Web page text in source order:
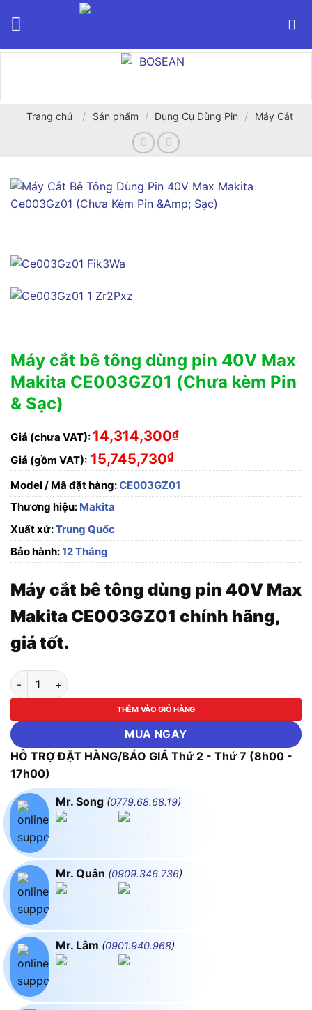
Trang chủ / Sản phẩm / Dụng Cụ Dùng Pin / Máy Cắt
Máy cắt bê tông dùng pin 40V Max
Makita CE003GZ01 (Chưa kèm Pin
& Sạc)
Giá (chưa VAT): 14,314,300₫
Giá (gồm VAT): 15,745,730₫
Model / Mã đặt hàng:CE003GZ01
Thương hiệu: Makita
Xuất xứ:Trung Quốc
Bảo hành:12 Tháng
Máy cắt bê tông dùng pin 40V Max
Makita CE003GZ01 chính hãng,
giá tốt.
Máy cắt bê tông dùng pin 40V Max Makita CE003GZ01 (Chưa
THÊM VÀO GIỎ HÀNG
MUA NGAY
HỖ TRỢ ĐẶT HÀNG/BÁO GIÁ Thứ 2 - Thứ 7 (8h00 -
17h00)
Mr. Song (0779.68.68.19)
Mr. Quân (0909.346.736)
Mr. Lâm (0901.940.968)